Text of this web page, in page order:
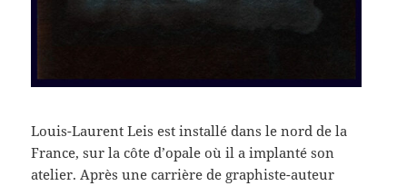
Louis-Laurent Leis est installé dans le nord de la
France, sur la côte d’opale où il a implanté son
atelier. Après une carrière de graphiste-auteur